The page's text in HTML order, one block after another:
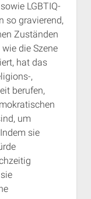
LGBTIQ-
so gravierend,
Zuständen
die Szene
hat das
,
berufen,
um
sie